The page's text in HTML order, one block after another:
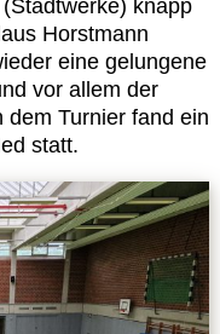
knapp
Horstmann
eine gelungene
vor allem der
Turnier fand ein
statt.